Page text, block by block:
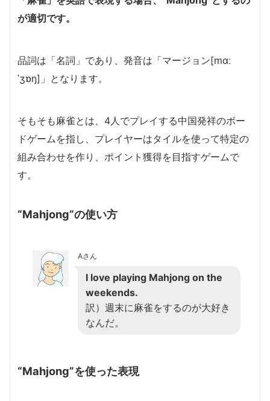
が適切です。
品詞は「名詞」であり、発音は「マージョン[mɑː
ˈʒɒŋ]」となります。
そもそも麻雀とは、4人でプレイする中国発祥のボー
ドゲームを指し、プレイヤーはタイルを使って特定の
組み合わせを作り、ポイント獲得を目指すゲームで
す。
“Mahjong”の使い方
Aさん
I love playing Mahjong on the
weekends.
訳）週末に麻雀をするのが大好き
なんだ。
“Mahjong”を使った表現